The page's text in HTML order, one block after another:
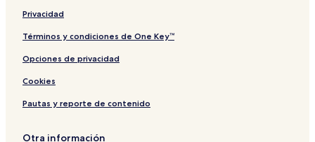
Hoteles 4 estrellas en Founty
Privacidad
Términos y condiciones de One Key™
Opciones de privacidad
Cookies
Pautas y reporte de contenido
Otra información